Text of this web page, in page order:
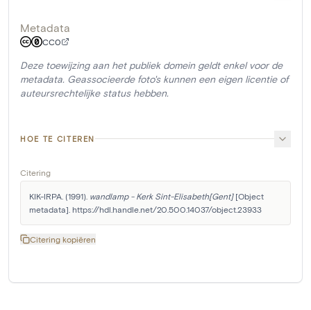
Metadata
CC0
Deze toewijzing aan het publiek domein geldt enkel voor de
metadata. Geassocieerde foto's kunnen een eigen licentie of
auteursrechtelijke status hebben.
HOE TE CITEREN
Citering
KIK-IRPA. (1991). wandlamp - Kerk Sint-Elisabeth[Gent] [Object
metadata]. https://hdl.handle.net/20.500.14037/object.23933
Citering kopiëren